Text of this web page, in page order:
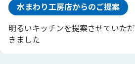
水まわり工房店からのご提案
明るいキッチンを提案させていただ
きました